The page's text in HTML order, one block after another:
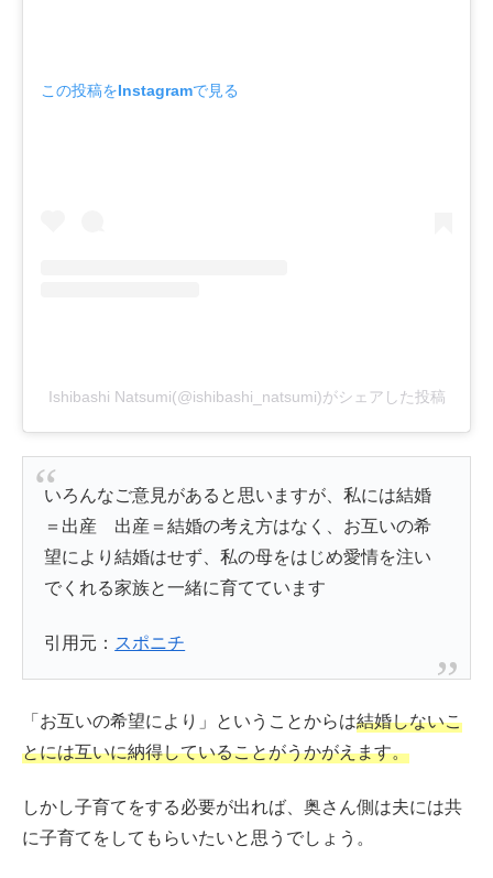
この投稿をInstagramで見る
Ishibashi Natsumi(@ishibashi_natsumi)がシェアした投稿
いろんなご意見があると思いますが、私には結婚
＝出産 出産＝結婚の考え方はなく、お互いの希
望により結婚はせず、私の母をはじめ愛情を注い
でくれる家族と一緒に育てています
引用元： スポニチ
「お互いの希望により」ということからは結婚しないこ
とには互いに納得していることがうかがえます。
しかし子育てをする必要が出れば、奥さん側は夫には共
に子育てをしてもらいたいと思うでしょう。